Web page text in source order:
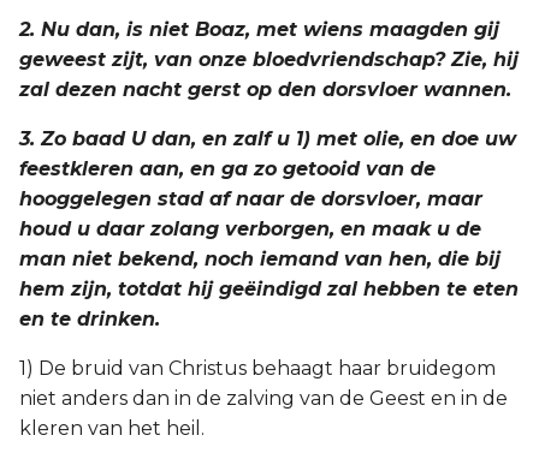
Judas
2. Nu dan, is niet Boaz, met wiens maagden gij
geweest zijt, van onze bloedvriendschap? Zie, hij
zal dezen nacht gerst op den dorsvloer wannen.
3. Zo baad U dan, en zalf u 1) met olie, en doe uw
feestkleren aan, en ga zo getooid van de
hooggelegen stad af naar de dorsvloer, maar
houd u daar zolang verborgen, en maak u de
man niet bekend, noch iemand van hen, die bij
hem zijn, totdat hij geëindigd zal hebben te eten
en te drinken.
1) De bruid van Christus behaagt haar bruidegom
niet anders dan in de zalving van de Geest en in de
kleren van het heil.